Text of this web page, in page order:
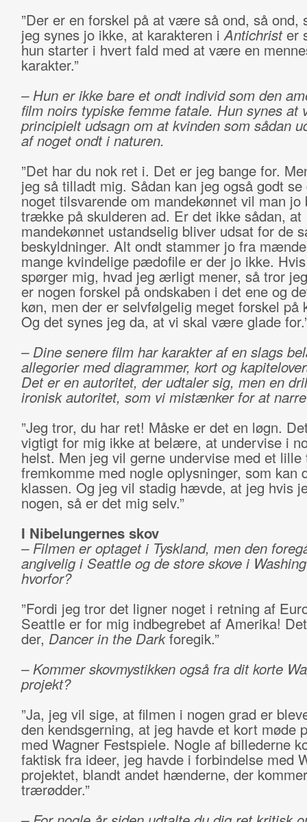
”Der er en forskel på at være så ond, så ond,
jeg synes jo ikke, at karakteren iAntichrister
hun starter i hvert fald med at være en
karakter.”
– Hun er ikke bare et ondt individ som den
film noirs typiske femme fatale. Hun synes at
principielt udsagn om at kvinden som sådan
af noget ondt i naturen.
”Det har du nok ret i. Det er jeg bange for.
jeg så tilladt mig. Sådan kan jeg også godt se
noget tilsvarende om mandekønnet vil man jo
trække på skulderen ad. Er det ikke sådan, at
mandekønnet ustandselig bliver udsat for de
beskyldninger. Alt ondt stammer jo fra
mange kvindelige pædofile er der jo ikke.
spørger mig, hvad jeg ærligt mener, så tror
er nogen forskel på ondskaben i det ene og
køn, men der er selvfølgelig meget forskel på
Og det synes jeg da, at vi skal være glade
– Dine senere film har karakter af en slags
allegorier med diagrammer, kort og
Det er en autoritet, der udtaler sig, men en
ironisk autoritet, som vi mistænker for at
”Jeg tror, du har ret! Måske er det en løgn.
vigtigt for mig ikke at belære, at undervise i
helst. Men jeg vil gerne undervise med et lille
fremkomme med nogle oplysninger, som kan
klassen. Og jeg vil stadig hævde, at jeg hvis
nogen, så er det mig selv.”
I Nibelungernes skov
– Filmen er optaget i Tyskland, men den
angivelig i Seattle og de store skove i
hvorfor?
”Fordi jeg tror det ligner noget i retning af
Seattle er for mig indbegrebet af Amerika!
der, Dancer in the Darkforegik.”
– Kommer skovmystikken også fra dit korte
projekt?
”Ja, jeg vil sige, at filmen i nogen grad er
den kendsgerning, at jeg havde et kort møde
med Wagner Festspiele. Nogle af billederne
faktisk fra ideer, jeg havde i forbindelse med
projektet, blandt andet hænderne, der
trærødder.”